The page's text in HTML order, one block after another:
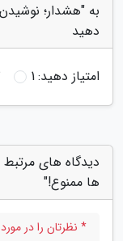
به "هشدار؛
دهید
امتیاز دهید:1
دیدگاه های
ها ممنوع!"
* نظرتان را در